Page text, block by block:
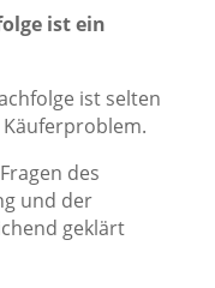
ist ein
ist selten
des
und der
geklärt